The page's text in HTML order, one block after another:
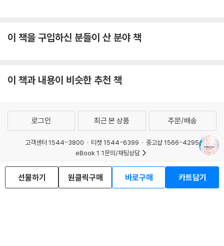
이 책을 구입하신 분들이 산 분야 책
이 책과 내용이 비슷한 추천 책
선물하기 원클릭구매 바로구매 카트담기
로그인 최근 본 상품 주문/배송
고객센터 1544-3800 티켓 1544-6399
중고샵 1566-4295
eBook 1:1문의/채팅상담
예스이십사(주) 사업자 정보
이용약관
개인정보처리방침
청소년보호정책